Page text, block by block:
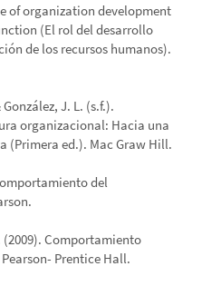
of organization development
(El rol del desarrollo
de los recursos humanos).
J. L. (s.f.).
organizacional: Hacia una
(Primera ed.). Mac Graw Hill.
del
(2009). Comportamiento
Prentice Hall.